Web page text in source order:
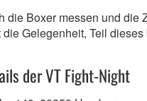
die Boxer messen und die
Gelegenheit, Teil
der VT Fight-Night